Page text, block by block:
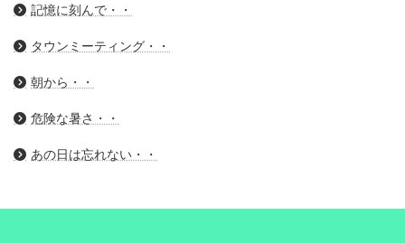
記憶に刻んで・・
タウンミーティング・・
朝から・・
危険な暑さ・・
あの日は忘れない・・